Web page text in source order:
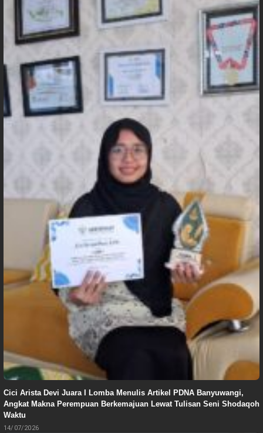
Cici Arista Devi Juara I Lomba Menulis Artikel PDNA Banyuwangi,
Angkat Makna Perempuan Berkemajuan Lewat Tulisan Seni Shodaqoh
Waktu
14/07/2026